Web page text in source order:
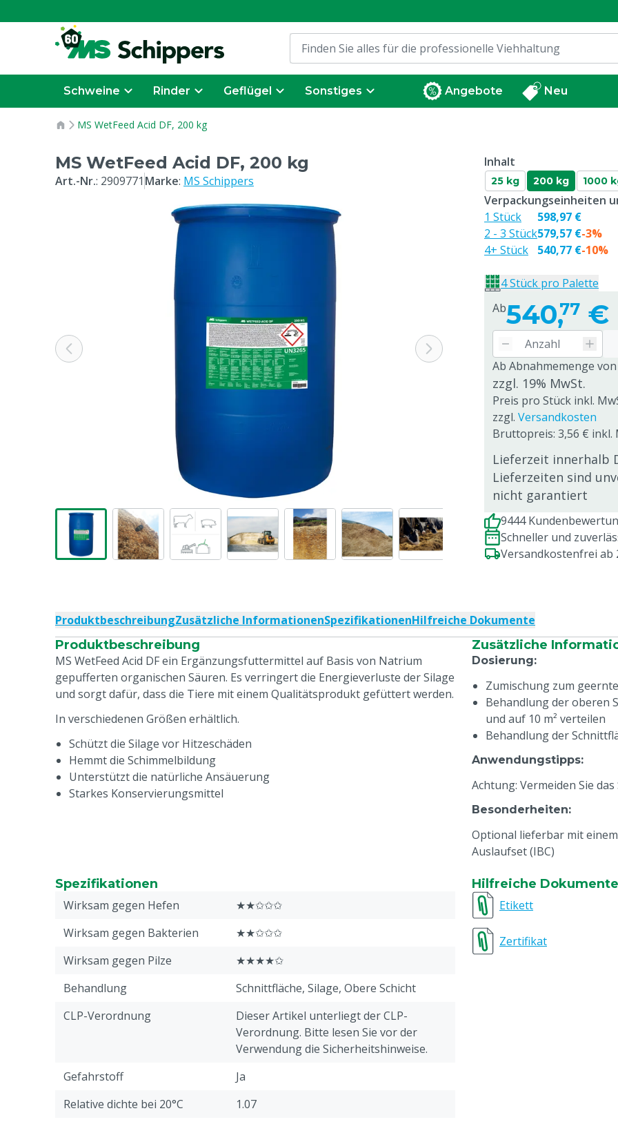
Schweine Rinder Geflügel Sonstiges Angebote Neu
MS WetFeed Acid DF, 200 kg
MS WetFeed Acid DF, 200 kg
Art.-Nr.: 2909771 Marke: MS Schippers
Inhalt
25 kg 200 kg 1000
Ab540,77 €
Ab Abnahmemenge von
zzgl. 19% MwSt.
Preis pro Stück inkl.
zzgl. Versandkosten
Bruttopreis: 3,56 € inkl.
Lieferzeit innerhalb
Lieferzeiten sind
nicht garantiert
Verpackungseinheiten
1 Stück
2 - 3 Stück
4+ Stück
598,97 €
579,57 €
540,77 €
-3%
-10%
4 Stück pro Palette
9444
Schneller und
Versandkostenfrei ab
ProduktbeschreibungZusätzliche InformationenSpezifikationenHilfreiche Dokumente
Produktbeschreibung
MS WetFeed Acid DF ein Ergänzungsfuttermittel auf Basis von Natrium
gepufferten organischen Säuren. Es verringert die Energieverluste der Silage
und sorgt dafür, dass die Tiere mit einem Qualitätsprodukt gefüttert werden.
In verschiedenen Größen erhältlich.
Schützt die Silage vor Hitzeschäden
Hemmt die Schimmelbildung
Unterstützt die natürliche Ansäuerung
Starkes Konservierungsmittel
Zusätzliche
Dosierung:
Zumischung zum
Behandlung der oberen
und auf 10 m² verteilen
Behandlung der
Anwendungstipps:
Achtung: Vermeiden Sie
Besonderheiten:
Optional lieferbar mit
Auslaufset (IBC)
Spezifikationen
Wirksam gegen Hefen
★★✩✩✩
Wirksam gegen Bakterien
★★✩✩✩
Wirksam gegen Pilze
★★★★✩
Behandlung
Schnittfläche, Silage, Obere Schicht
CLP-Verordnung
Dieser Artikel unterliegt der CLP-
Verordnung. Bitte lesen Sie vor der
Verwendung die Sicherheitshinweise.
Gefahrstoff
Ja
Relative dichte bei 20°C
1.07
Hilfreiche Dokumente
Etikett
Zertifikat